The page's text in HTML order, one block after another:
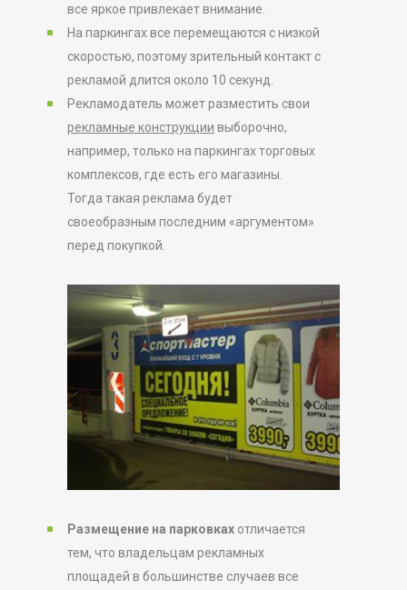
все яркое привлекает внимание.
На паркингах все перемещаются с низкой
скоростью, поэтому зрительный контакт с
рекламой длится около 10 секунд.
Рекламодатель может разместить свои
рекламные конструкции выборочно,
например, только на паркингах торговых
комплексов, где есть его магазины.
Тогда такая реклама будет
своеобразным последним «аргументом»
перед покупкой.
Размещение на парковках отличается
тем, что владельцам рекламных
площадей в большинстве случаев все